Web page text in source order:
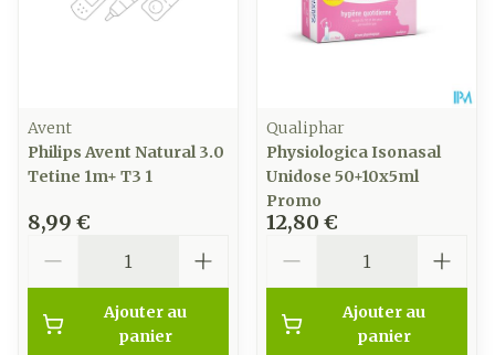
Avent
Philips Avent Natural 3.0
Tetine 1m+ T3 1
8,99 €
Ajouter au
panier
Qualiphar
Physiologica Isonasal
Unidose 50+10x5ml
Promo
12,80 €
Ajouter au
panier